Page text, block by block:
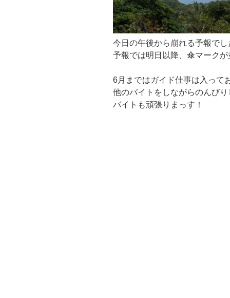
今日の午後から崩れる予報で
予報では明日以降、傘マーク
6月まではガイド仕事は入って
他のバイトをしながらのんび
バイトも頑張りまっす！